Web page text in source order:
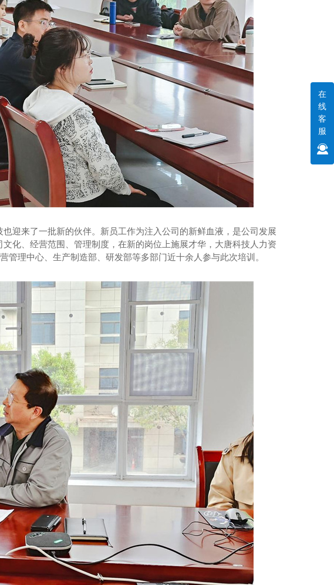
迎来了一批新的伙伴。新员工作为注入公司的新鲜血液，是公司发展
化、经营范围、管理制度，在新的岗位上施展才华，大唐科技人力资
理中心、生产制造部、研发部等多部门近十余人参与此次培训。
在
线
客
服